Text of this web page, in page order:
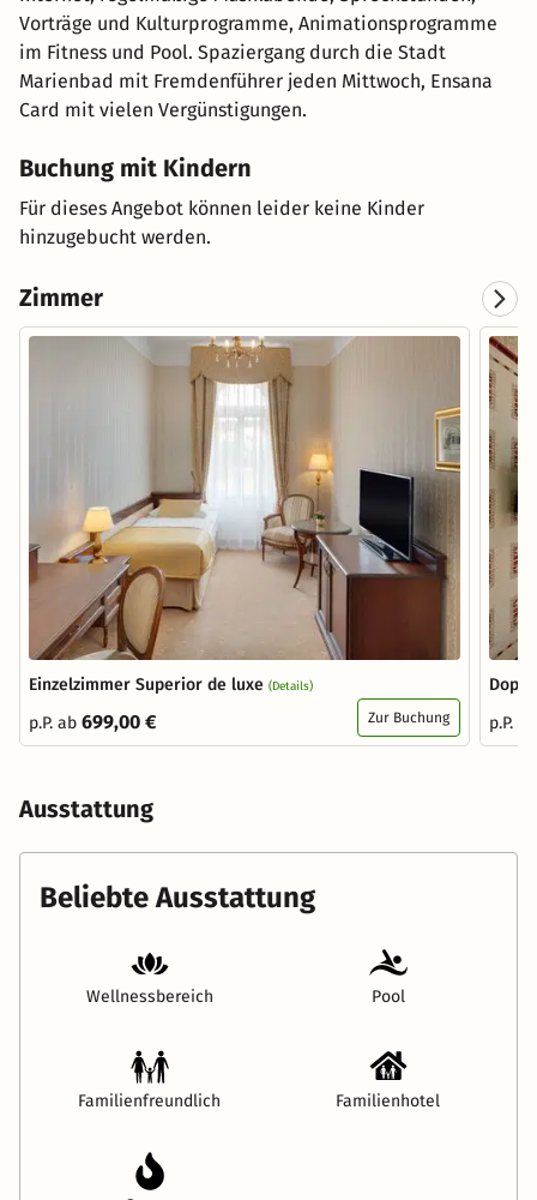
Vorträge und Kulturprogramme, Animationsprogramme
im Fitness und Pool. Spaziergang durch die Stadt
Marienbad mit Fremdenführer jeden Mittwoch, Ensana
Card mit vielen Vergünstigungen.
Buchung mit Kindern
Für dieses Angebot können leider keine Kinder
hinzugebucht werden.
Zimmer
Einzelzimmer Superior de luxe (Details)
p.P. ab 699,00 € Zur Buchung
p.P.
Ausstattung
Beliebte Ausstattung
Wellnessbereich Pool
Familienfreundlich Familienhotel